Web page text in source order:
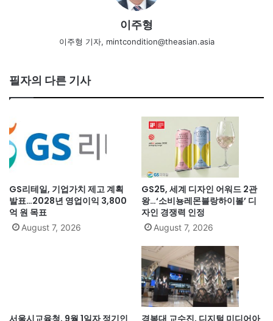
이주형
이주형 기자, mintcondition@theasian.asia
필자의 다른 기사
GS리테일, 기업가치 제고 계획
발표…2028년 영업이익 3,800
억 원 목표
August 7, 2026
GS25, 세계 디자인 어워드 2관
왕…‘소비뇽레몬블랑하이볼’ 디
자인 경쟁력 인정
August 7, 2026